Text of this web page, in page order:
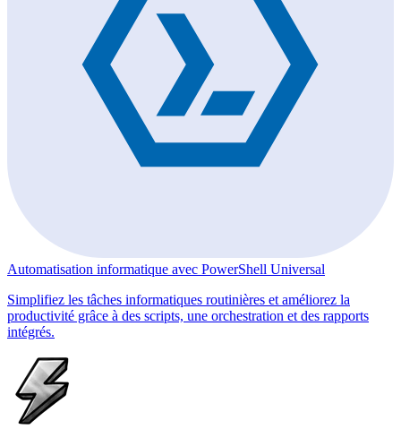
Automatisation informatique avec PowerShell Universal
Simplifiez les tâches informatiques routinières et améliorez la
productivité grâce à des scripts, une orchestration et des rapports
intégrés.